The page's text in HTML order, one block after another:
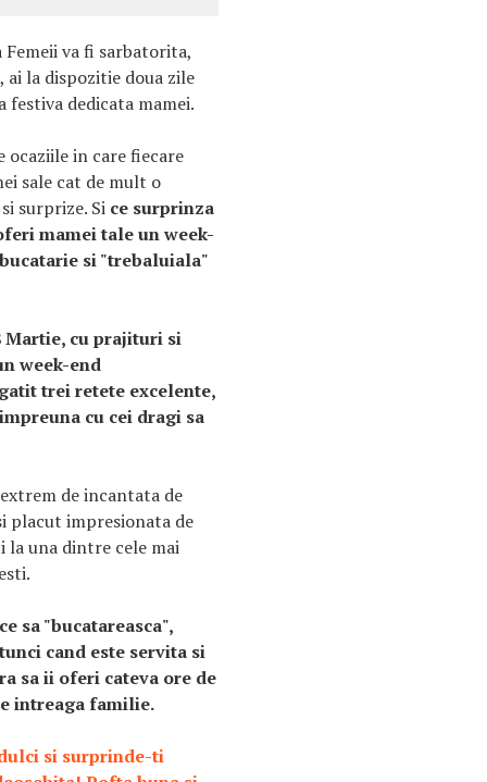
va fi sarbatorita,
la dispozitie doua zile
dedicata mamei.
in care fiecare
sale cat de mult o
surprize. Si ce surprinza
mamei tale un week-
si "trebaluiala"
Martie, cu prajituri si
week-end
trei retete excelente,
cu cei dragi sa
de incantata de
placut impresionata de
la una dintre cele mai
sa "bucatareasca",
cand este servita si
sa ii oferi cateva ore de
intreaga familie.
si surprinde-ti